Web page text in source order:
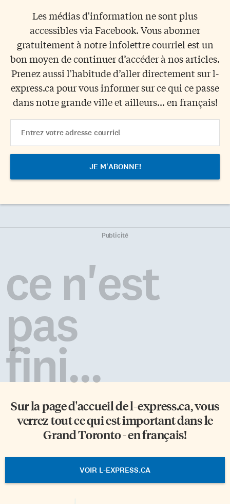
Les médias d'information ne sont plus
accessibles via Facebook. Vous abonner
gratuitement à notre infolettre courriel est un
bon moyen de continuer d’accéder à nos articles.
Prenez aussi l'habitude d’aller directement sur l-
express.ca pour vous informer sur ce qui ce passe
dans notre grande ville et ailleurs... en français!
Address
Publicité
ce n'est
pas
fini...
Sur la page d'accueil del-express.ca, vous
verrez tout ce qui est important dans le
Grand Toronto - en français!
VOIR L-EXPRESS.CA